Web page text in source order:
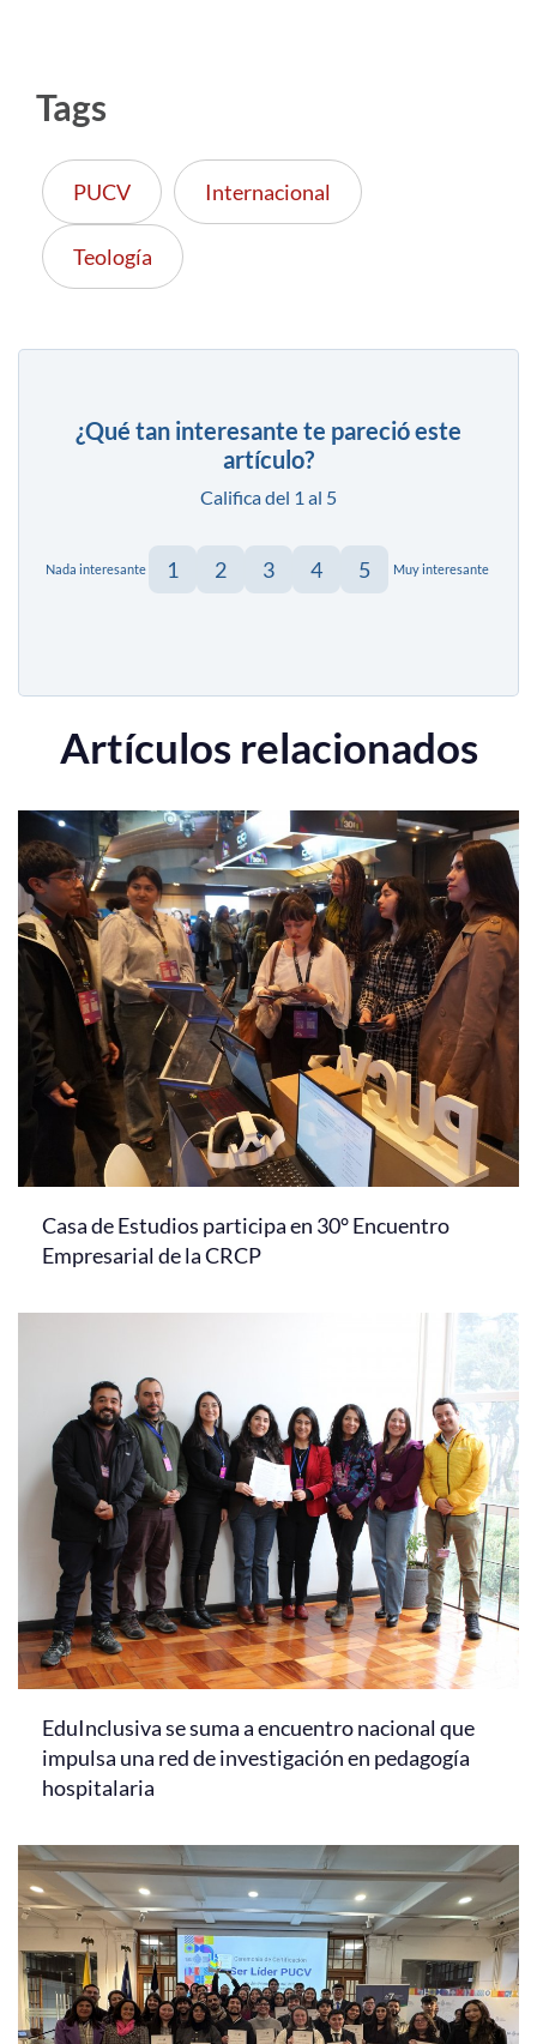
Tags
PUCV Internacional
Teología
¿Qué tan interesante te pareció este
artículo?
Califica del 1 al 5
Nada interesante 1 2 3 4 5 Muy interesante
Artículos relacionados
Casa de Estudios participa en 30° Encuentro
Empresarial de la CRCP
EduInclusiva se suma a encuentro nacional que
impulsa una red de investigación en pedagogía
hospitalaria